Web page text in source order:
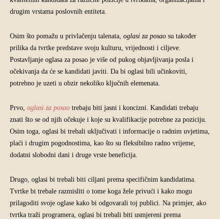
drugim vrstama poslovnih entiteta.
Osim što pomažu u privlačenju talenata, oglasi za posao su također
prilika da tvrtke predstave svoju kulturu, vrijednosti i ciljeve.
Postavljanje oglasa za posao je više od pukog objavljivanja posla i
očekivanja da će se kandidati javiti. Da bi oglasi bili učinkoviti,
potrebno je uzeti u obzir nekoliko ključnih elemenata.
Prvo, oglasi za posao trebaju biti jasni i koncizni. Kandidati trebaju
znati što se od njih očekuje i koje su kvalifikacije potrebne za poziciju.
Osim toga, oglasi bi trebali uključivati i informacije o radnim uvjetima,
plaći i drugim pogodnostima, kao što su fleksibilno radno vrijeme,
dodatni slobodni dani i druge vrste beneficija.
Drugo, oglasi bi trebali biti ciljani prema specifičnim kandidatima.
Tvrtke bi trebale razmisliti o tome koga žele privući i kako mogu
prilagoditi svoje oglase kako bi odgovarali toj publici. Na primjer, ako
tvrtka traži programera, oglasi bi trebali biti usmjereni prema